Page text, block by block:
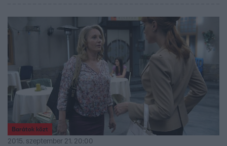
Barátok közt
2015. szeptember 21. 20:00